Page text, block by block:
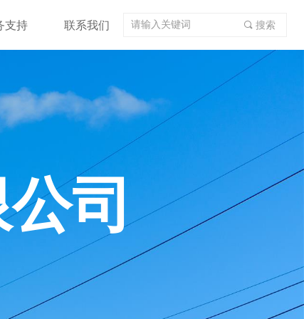
끠 搜索
支持 联系我们
司